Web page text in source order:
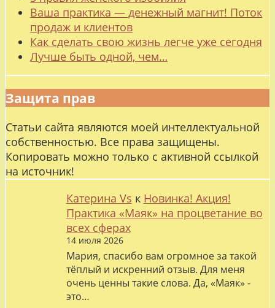
Ваша практика — денежный магнит! Поток
продаж и клиентов
Как сделать свою жизнь легче уже сегодня
Лучше быть одной, чем…
Защита прав
Статьи сайта являются моей интеллектуальной
собственностью. Все права защищены.
Копировать можно только с активной ссылкой
на источник!
Катерина Vs к Новинка! Акция!
Практика «Маяк» на процветание во
всех сферах
14 июля 2026
Мария, спасибо вам огромное за такой
тёплый и искренний отзыв. Для меня
очень ценны такие слова. Да, «Маяк» -
это…